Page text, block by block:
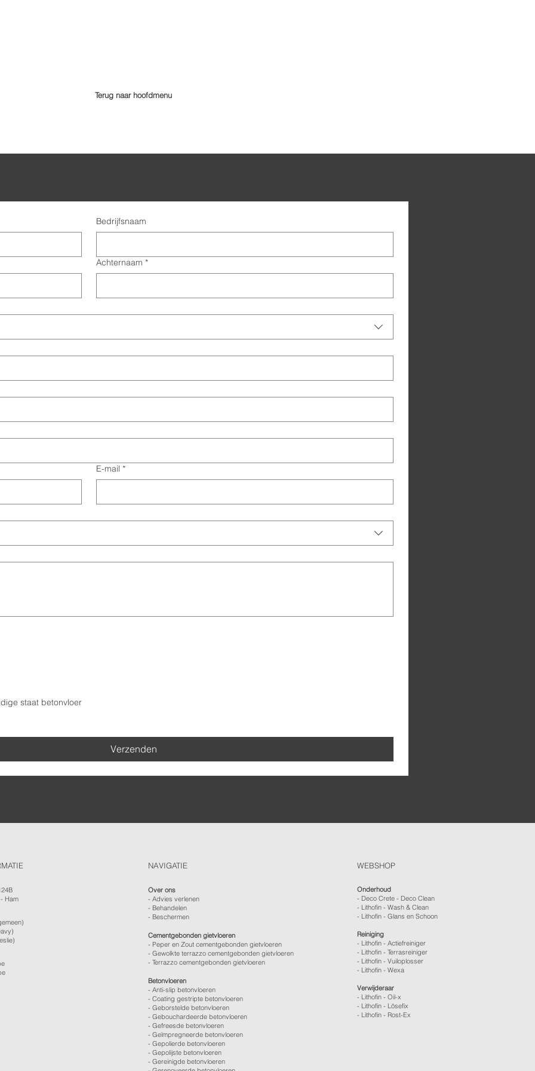
Terug naar hoofdmenu
Bedrijfsnaam
Achternaam *
E-mail *
staat betonvloer
Verzenden
Ham
NAVIGATIE
Over ons
-Advies verlenen
- Behandelen
- Beschermen
Cementgebonden gietvloeren
- Peper en Zout cementgebonden gietvloeren
- Gewolkte terrazzo cementgebonden gietvloeren
- Terrazzo cementgebonden gietvloeren
Betonvloeren
-Anti-slip betonvloeren
-Coating gestripte betonvloeren
-Geborstelde betonvloeren
-Gebouchardeerde betonvloeren
-Gefreesde betonvloeren
-Geïmpregneerde betonvloeren
-Gepolierde betonvloeren
-Gepolijste betonvloeren
- Gereinigde betonvloeren
WEBSHOP
Onderhoud
- Deco Crete - Deco Clean
- Lithofin - Wash & Clean
- Lithofin - Glans en Schoon
Reiniging
- Lithofin - Actiefreiniger
- Lithofin - Terrasreiniger
- Lithofin - Vuiloplosser
- Lithofin - Wexa
Verwijderaar
- Lithofin - Oil-x
- Lithofin - Lösefix
- Lithofin - Rost-Ex